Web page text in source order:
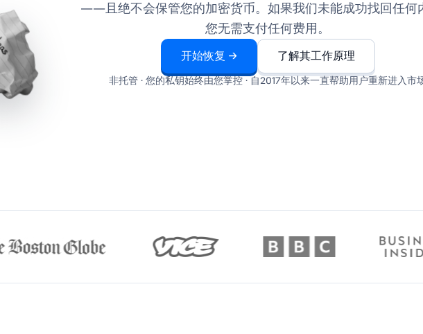
——且绝不会保管您的加密货币。如果我们未能成功找回任何
您无需支付任何费用。
开始恢复 → 了解其工作原理
非托管 · 您的私钥始终由您掌控 · 自2017年以来一直帮助用户重新进入市